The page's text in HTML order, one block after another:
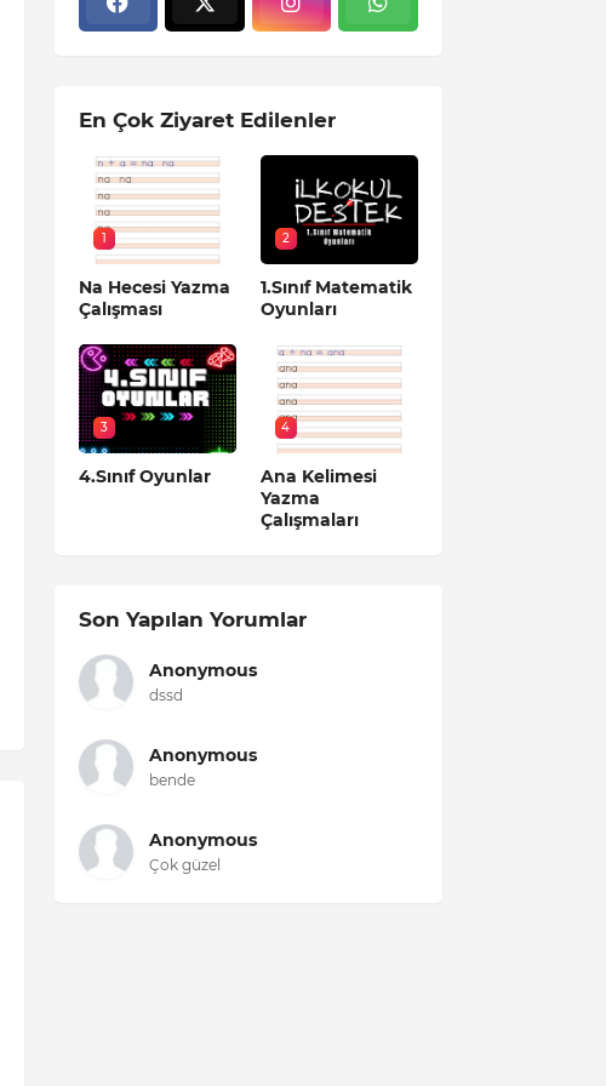
En Çok Ziyaret Edilenler
1
Na Hecesi Yazma
Çalışması
2
1.Sınıf Matematik
Oyunları
3
4.Sınıf Oyunlar
4
Ana Kelimesi
Yazma
Çalışmaları
Son Yapılan Yorumlar
Anonymous
dssd
Anonymous
bende
Anonymous
Çok güzel